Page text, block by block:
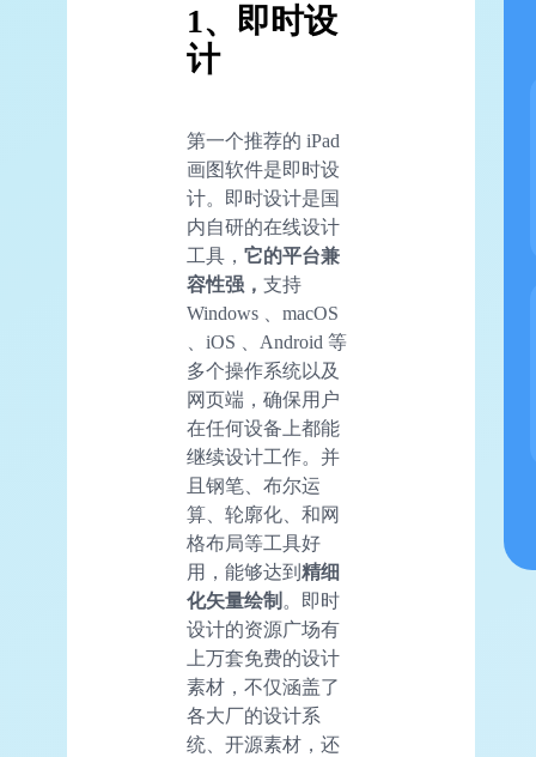
1、即时设
计
第一个推荐的 iPad
画图软件是即时设
计。即时设计是国
内自研的在线设计
工具， 它的平台兼
容性强， 支持
Windows 、macOS
、iOS 、Android 等
多个操作系统以及
网页端，确保用户
在任何设备上都能
继续设计工作。并
且钢笔、布尔运
算、轮廓化、和网
格布局等工具好
用，能够达到 精细
化矢量绘制 。即时
设计的资源广场有
上万套免费的设计
素材，不仅涵盖了
各大厂的设计系
统、开源素材，还